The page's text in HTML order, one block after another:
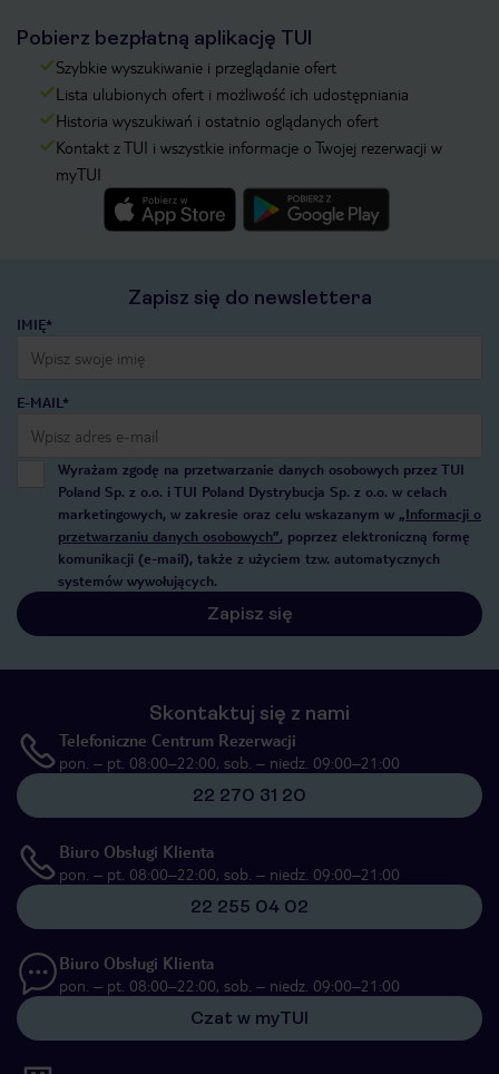
Pobierz bezpłatną aplikację TUI
Szybkie wyszukiwanie i przeglądanie ofert
Lista ulubionych ofert i możliwość ich udostępniania
Historia wyszukiwań i ostatnio oglądanych ofert
Kontakt z TUI i wszystkie informacje o Twojej rezerwacji w
myTUI
Zapisz się do newslettera
IMIĘ*
E-MAIL*
Wyrażam zgodę na przetwarzanie danych osobowych przez TUI
Poland Sp. z o.o. i TUI Poland Dystrybucja Sp. z o.o. w celach
marketingowych, w zakresie oraz celu wskazanym w „Informacji o
przetwarzaniu danych osobowych”, poprzez elektroniczną formę
komunikacji (e-mail), także z użyciem tzw. automatycznych
systemów wywołujących.
Zapisz się
Skontaktuj się z nami
Telefoniczne Centrum Rezerwacji
pon. – pt. 08:00–22:00, sob. – niedz. 09:00–21:00
22 270 31 20
Biuro Obsługi Klienta
pon. – pt. 08:00–22:00, sob. – niedz. 09:00–21:00
22 255 04 02
Biuro Obsługi Klienta
pon. – pt. 08:00–22:00, sob. – niedz. 09:00–21:00
Czat w myTUI